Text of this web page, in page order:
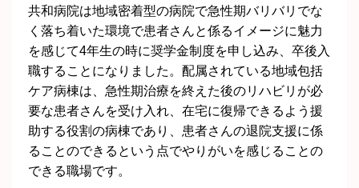
共和病院は地域密着型の病院で急性期バリバリでな
く落ち着いた環境で患者さんと係るイメージに魅力
を感じて4年生の時に奨学金制度を申し込み、卒後入
職することになりました。配属されている地域包括
ケア病棟は、急性期治療を終えた後のリハビリが必
要な患者さんを受け入れ、在宅に復帰できるよう援
助する役割の病棟であり、患者さんの退院支援に係
ることのできるという点でやりがいを感じることの
できる職場です。